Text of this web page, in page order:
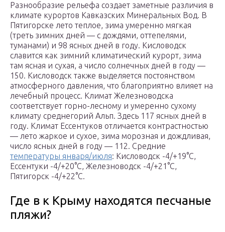
Разнообразие рельефа создает заметные различия в
климате курортов Кавказских Минеральных Вод. В
Пятигорске лето теплое, зима умеренно мягкая
(треть зимних дней — с дождями, оттепелями,
туманами) и 98 ясных дней в году. Кисловодск
славится как зимний климатический курорт, зима
там ясная и сухая, а число солнечных дней в году —
150. Кисловодск также выделяется постоянством
атмосферного давления, что благоприятно влияет на
лечебный процесс. Климат Железноводска
соответствует горно-лесному и умеренно сухому
климату среднегорий Альп. Здесь 117 ясных дней в
году. Климат Ессентуков отличается контрастностью
— лето жаркое и сухое, зима морозная и дождливая,
число ясных дней в году — 112. Средние
температуры января/июля: Кисловодск -4/+19°C,
Ессентуки -4/+20°C, Железноводск -4/+21°C,
Пятигорск -4/+22°C.
Где в к Крыму находятся песчаные
пляжи?